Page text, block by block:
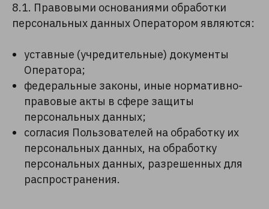
8.1. Правовыми основаниями обработки
персональных данных Оператором являются:
уставные (учредительные) документы
Оператора;
федеральные законы, иные нормативно-
правовые акты в сфере защиты
персональных данных;
согласия Пользователей на обработку их
персональных данных, на обработку
персональных данных, разрешенных для
распространения.